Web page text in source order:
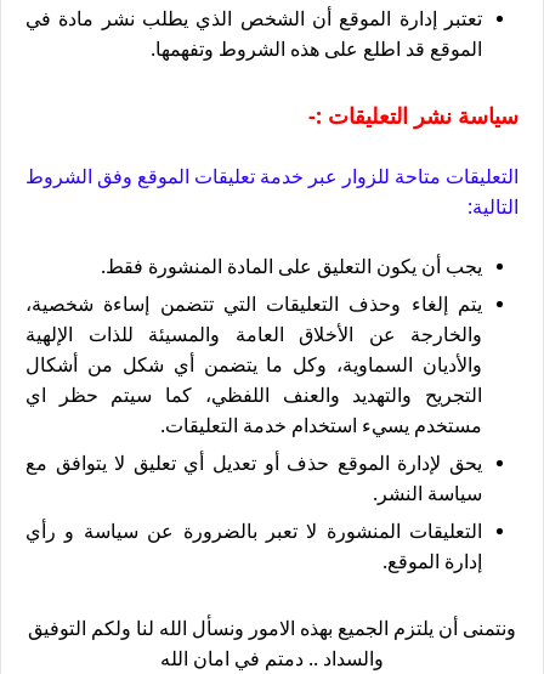
تعتبر إدارة الموقع أن الشخص الذي يطلب نشر مادة في
الموقع قد اطلع على هذه الشروط وتفهمها.
سياسة نشر التعليقات :-
التعليقات متاحة للزوار عبر خدمة تعليقات الموقع وفق الشروط
التالية:
يجب أن يكون التعليق على المادة المنشورة فقط.
يتم إلغاء وحذف التعليقات التي تتضمن إساءة شخصية،
والخارجة عن الأخلاق العامة والمسيئة للذات الإلهية
والأديان السماوية، وكل ما يتضمن أي شكل من أشكال
التجريح والتهديد والعنف اللفظي، كما سيتم حظر اي
مستخدم يسيء استخدام خدمة التعليقات.
يحق لإدارة الموقع حذف أو تعديل أي تعليق لا يتوافق مع
سياسة النشر.
التعليقات المنشورة لا تعبر بالضرورة عن سياسة و رأي
إدارة الموقع.
ونتمنى أن يلتزم الجميع بهذه الامور ونسأل الله لنا ولكم التوفيق
والسداد .. دمتم في امان الله